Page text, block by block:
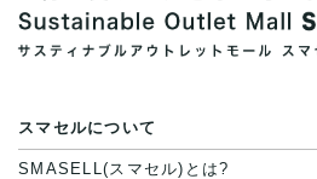
スマセルについて
SMASELL(スマセル)とは?